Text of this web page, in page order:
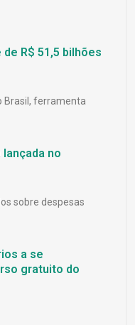
R$ 51,5 bilhões
Brasil, ferramenta
no
sobre despesas
a se
gratuito do